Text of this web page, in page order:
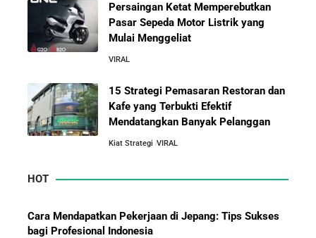
5 Alasan Kenapa Kamu Harus Bekerja di Perusahaan
Orang Lain Sebelum Bikin Bisnis Sendiri
Besar
Jurus-Jurus Bisnis UMKM Agar Bertahan Saat Krisis
Ekonomi dan Penjualan Turun
Mengapa Orang Kaya Justru Menambah Aset Saat
Persaingan Ketat Memperebutkan
Pasar Sepeda Motor Listrik yang
Mulai Menggeliat
VIRAL
15 Strategi Pemasaran Restoran dan
Kafe yang Terbukti Efektif
Mendatangkan Banyak Pelanggan
Kiat Strategi VIRAL
HOT
Cara Mendapatkan Pekerjaan di Jepang: Tips Sukses
bagi Profesional Indonesia